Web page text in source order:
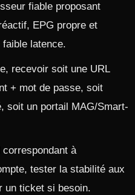
fiable proposant
EPG propre et
latence.
recevoir soit une URL
+ mot de passe, soit
soit un portail MAG/Smart-
à
tester la stabilité aux
un ticket si besoin.